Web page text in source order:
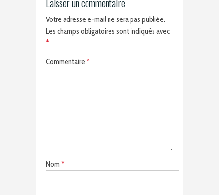
Laisser un commentaire
Votre adresse e-mail ne sera pas publiée.
Les champs obligatoires sont indiqués avec
*
Commentaire *
Nom *